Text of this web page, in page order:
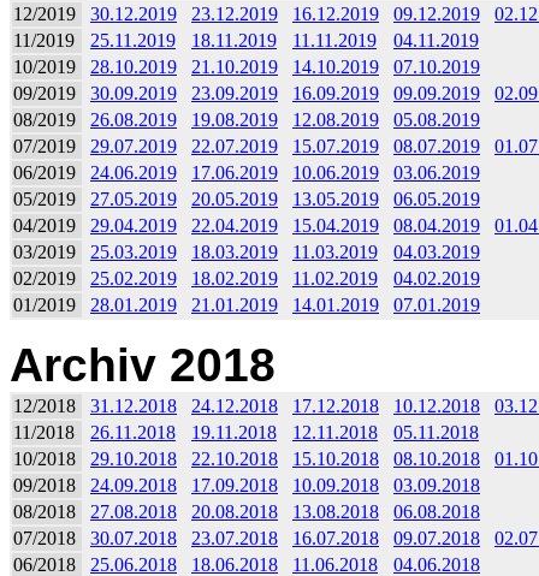
12/2019 30.12.2019 23.12.2019 16.12.2019 09.12.2019
11/2019
25.11.2019 18.11.2019 11.11.2019
04.11.2019
10/2019
28.10.2019 21.10.2019 14.10.2019
07.10.2019
09/2019
30.09.2019 23.09.2019 16.09.2019 09.09.2019
08/2019
26.08.2019 19.08.2019 12.08.2019
05.08.2019
07/2019
29.07.2019 22.07.2019 15.07.2019 08.07.2019
06/2019
24.06.2019 17.06.2019 10.06.2019
03.06.2019
05/2019
27.05.2019 20.05.2019 13.05.2019
06.05.2019
04/2019
29.04.2019 22.04.2019 15.04.2019 08.04.2019
03/2019
25.03.2019 18.03.2019 11.03.2019
04.03.2019
02/2019
25.02.2019 18.02.2019 11.02.2019
04.02.2019
01/2019
28.01.2019 21.01.2019 14.01.2019 07.01.2019
Archiv 2018
12/2018 31.12.2018 24.12.2018 17.12.2018 10.12.2018
11/2018
26.11.2018 19.11.2018 12.11.2018
05.11.2018
10/2018
29.10.2018 22.10.2018 15.10.2018 08.10.2018
09/2018
24.09.2018 17.09.2018 10.09.2018
03.09.2018
08/2018
27.08.2018 20.08.2018 13.08.2018
06.08.2018
07/2018
30.07.2018 23.07.2018 16.07.2018 09.07.2018
06/2018
25.06.2018 18.06.2018 11.06.2018
04.06.2018